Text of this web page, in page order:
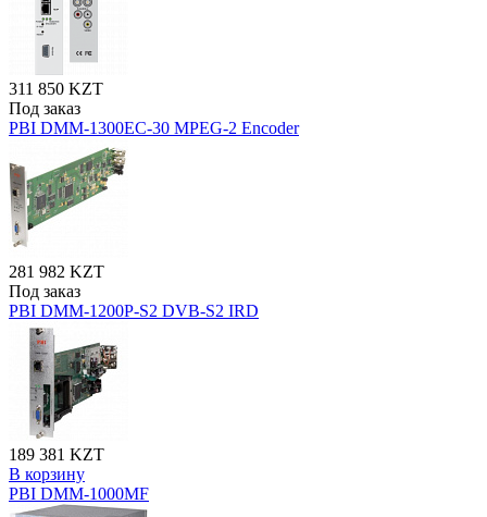
311 850 KZT
Под заказ
PBI DMM-1300EC-30 MPEG-2 Encoder
281 982 KZT
Под заказ
PBI DMM-1200P-S2 DVB-S2 IRD
189 381 KZT
В корзину
PBI DMM-1000MF